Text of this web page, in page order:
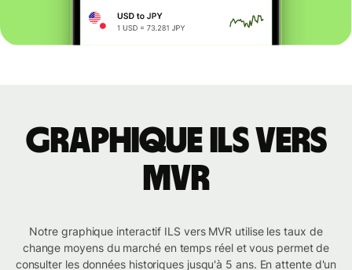
Graphique ILS vers
MVR
Notre graphique interactif ILS vers MVR utilise les taux de
change moyens du marché en temps réel et vous permet de
consulter les données historiques jusqu'à 5 ans. En attente d'un